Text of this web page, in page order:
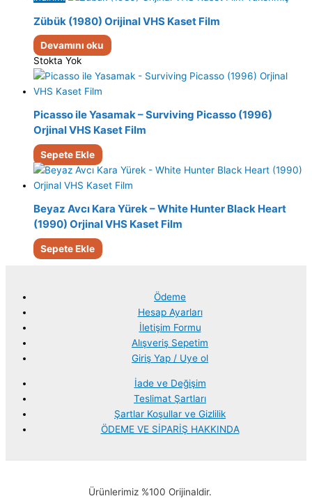
Zübük (1980) Orijinal VHS Kaset Film
Devamını oku
Stokta Yok
Picasso ile Yasamak – Surviving Picasso (1996)
Orjinal VHS Kaset Film
Sepete Ekle
Beyaz Avcı Kara Yürek – White Hunter Black Heart
(1990) Orjinal VHS Kaset Film
Sepete Ekle
Ödeme
Hesap Ayarları
İletişim Formu
Alışveriş Sepetim
Giriş Yap / Uye ol
İade ve Değişim
Teslimat Şartları
Şartlar Koşullar ve Gizlilik
ÖDEME VE SİPARİŞ HAKKINDA
Ürünlerimiz %100 Orijinaldir.